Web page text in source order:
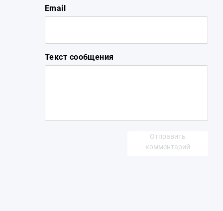
Email
Текст сообщения
Отправить
комментарий